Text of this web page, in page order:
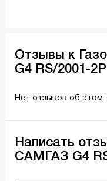
Отзывы к
G4 RS/2001-2P
Нет отзывов об этом
Написать
САМГАЗ G4